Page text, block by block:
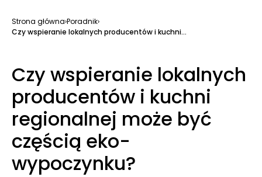
Strona główna›Poradnik›
Czy wspieranie lokalnych producentów i kuchni...
Czy wspieranie lokalnych
producentów i kuchni
regionalnej może być
częścią eko-
wypoczynku?